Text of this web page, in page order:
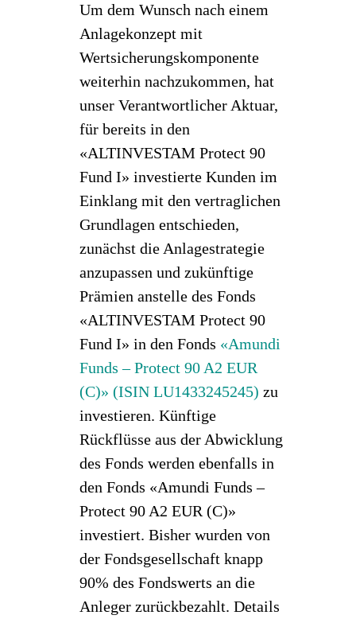
Um dem Wunsch nach einem
Anlagekonzept mit
Wertsicherungskomponente
weiterhin nachzukommen, hat
unser Verantwortlicher Aktuar,
für bereits in den
«ALTINVESTAM Protect 90
Fund I» investierte Kunden im
Einklang mit den vertraglichen
Grundlagen entschieden,
zunächst die Anlagestrategie
anzupassen und zukünftige
Prämien anstelle des Fonds
«ALTINVESTAM Protect 90
Fund I» in den Fonds «Amundi
Funds – Protect 90 A2 EUR
(C)» (ISIN LU1433245245) zu
investieren. Künftige
Rückflüsse aus der Abwicklung
des Fonds werden ebenfalls in
den Fonds «Amundi Funds –
Protect 90 A2 EUR (C)»
investiert. Bisher wurden von
der Fondsgesellschaft knapp
90% des Fondswerts an die
Anleger zurückbezahlt. Details